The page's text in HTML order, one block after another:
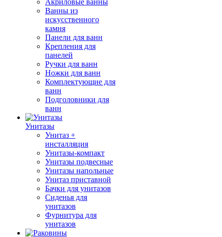
Акриловые ванны
Ванны из
искусственного
камня
Панели для ванн
Крепления для
панелей
Ручки для ванн
Ножки для ванн
Комплектующие для
ванн
Подголовники для
ванн
Унитазы
Унитаз +
инсталляция
Унитазы-компакт
Унитазы подвесные
Унитазы напольные
Унитаз приставной
Бачки для унитазов
Сиденья для
унитазов
Фурнитура для
унитазов